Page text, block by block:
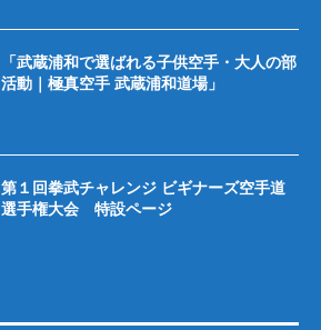
「武蔵浦和で選ばれる子供空手・大人の部
活動｜極真空手 武蔵浦和道場」
第１回拳武チャレンジ ビギナーズ空手道
選手権大会 特設ページ